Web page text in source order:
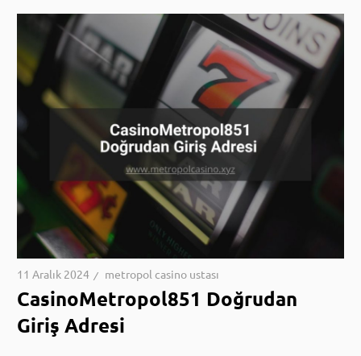
11 Aralık 2024 metropol casino ustası
CasinoMetropol851 Doğrudan
Giriş Adresi